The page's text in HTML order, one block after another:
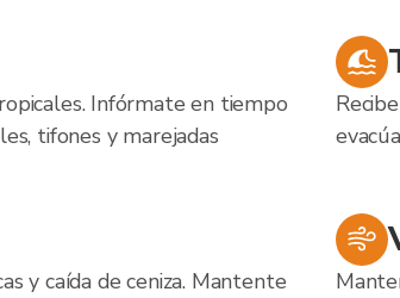
Infórmate en tiempo
tifones y marejadas
y caída de ceniza. Mantente